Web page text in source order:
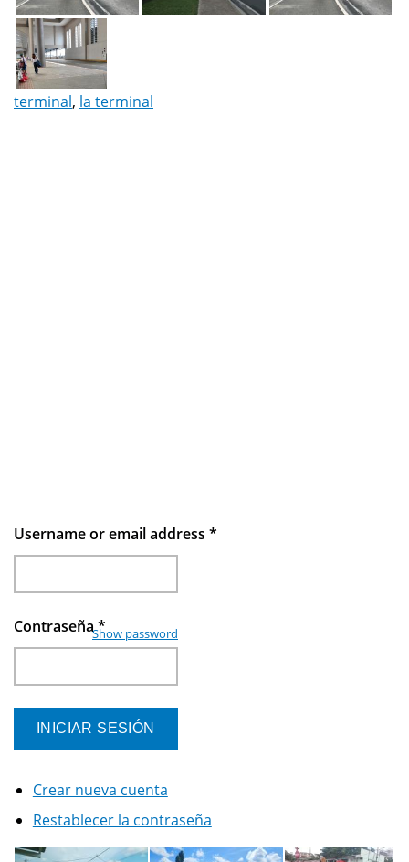
terminal, la terminal
Username or email address *
Contraseña*
Show password
Crear nueva cuenta
Restablecer la contraseña